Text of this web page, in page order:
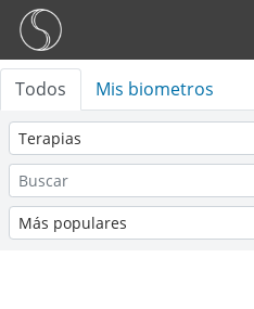
Todos Mis biometros